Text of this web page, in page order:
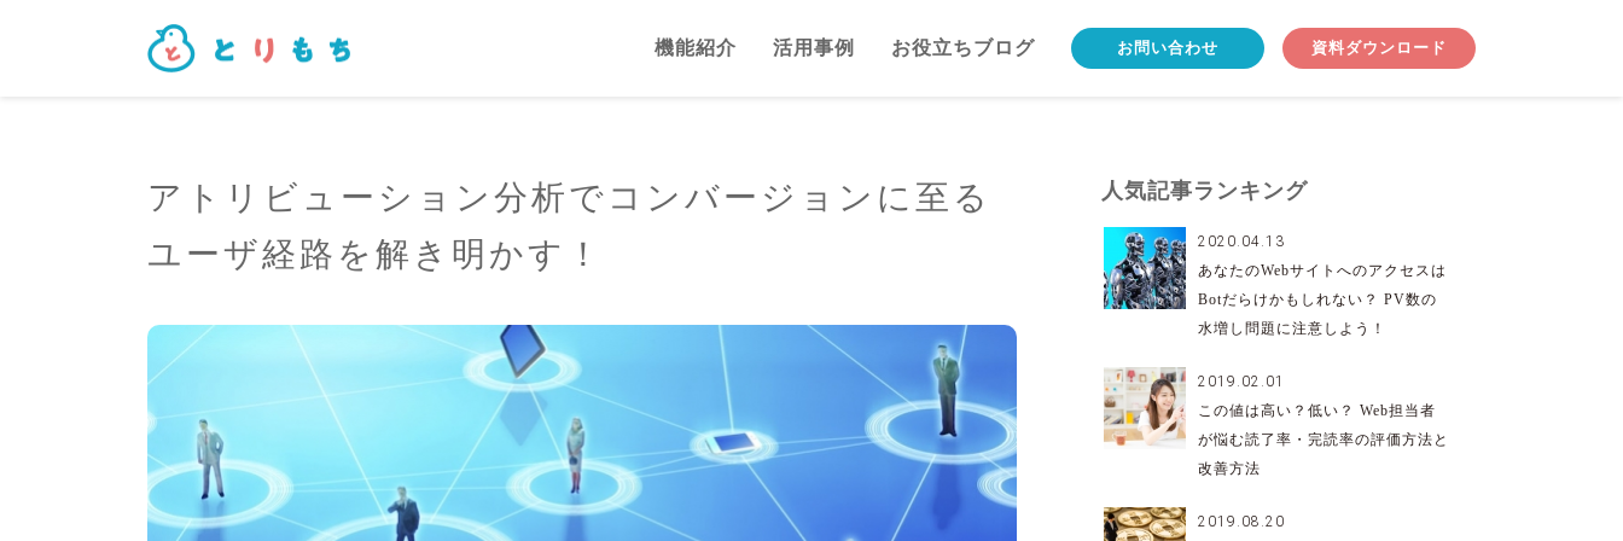
機能紹介 活用事例 お役立ちブログ お問い合わせ 資料ダウンロード
アトリビューション分析でコンバージョンに至る
ユーザ経路を解き明かす！
人気記事ランキング
2020.04.13
あなたのWebサイトへのアクセスは
Botだらけかもしれない？ PV数の
水増し問題に注意しよう！
2019.02.01
この値は高い？低い？ Web担当者
が悩む読了率・完読率の評価方法と
改善方法
2019.08.20